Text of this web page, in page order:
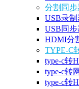
分割同步
USB录制
USB同步
HDMI分
TYPE-C
type-c转
type-c转
type-c转